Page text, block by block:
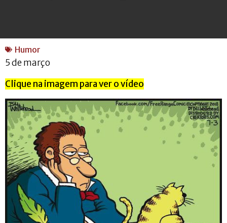
Humor
5 de março
Clique na imagem para ver o vídeo